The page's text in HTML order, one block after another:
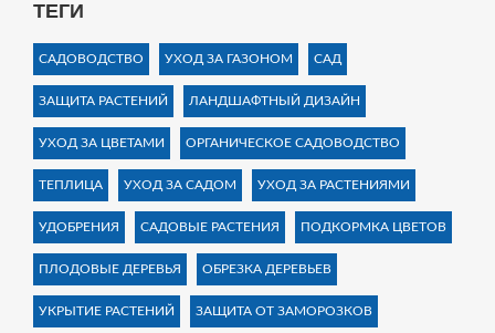
ТЕГИ
САДОВОДСТВО УХОД ЗА ГАЗОНОМ САД
ЗАЩИТА РАСТЕНИЙ ЛАНДШАФТНЫЙ ДИЗАЙН
УХОД ЗА ЦВЕТАМИ ОРГАНИЧЕСКОЕ САДОВОДСТВО
ТЕПЛИЦА УХОД ЗА САДОМ УХОД ЗА РАСТЕНИЯМИ
УДОБРЕНИЯ САДОВЫЕ РАСТЕНИЯ ПОДКОРМКА ЦВЕТОВ
ПЛОДОВЫЕ ДЕРЕВЬЯ ОБРЕЗКА ДЕРЕВЬЕВ
УКРЫТИЕ РАСТЕНИЙ ЗАЩИТА ОТ ЗАМОРОЗКОВ